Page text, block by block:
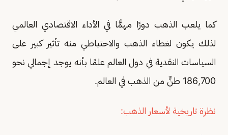
كما يلعب الذهب دورًا مهمًّا في الأداء الاقتصادي العالمي
لذلك يكون لغطاء الذهب والاحتياطي منه تأثير كبير على
السياسات النقدية في دول العالم علمًا بأنه يوجد إجمالي نحو
186,700 طنٍّ من الذهب في العالم.
نظرة تاريخية لأسعار الذهب: